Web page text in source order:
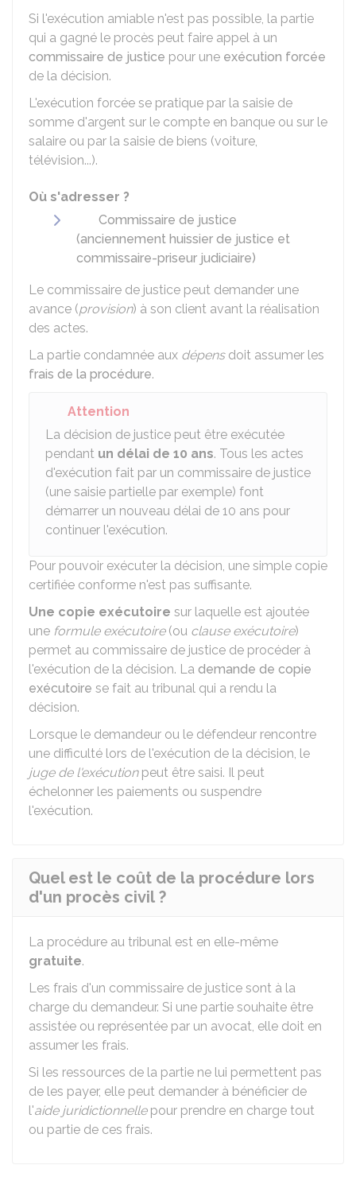
Si l'exécution amiable n'est pas possible, la partie
qui a gagné le procès peut faire appel à un
commissaire de justice pour une exécution forcée
de la décision.
L'exécution forcée se pratique par la saisie de
somme d'argent sur le compte en banque ou sur le
salaire ou par la saisie de biens (voiture,
télévision...).
Où s'adresser ?
Commissaire de justice
(anciennement huissier de justice et
commissaire-priseur judiciaire)
Le commissaire de justice peut demander une
avance (provision) à son client avant la réalisation
des actes.
La partie condamnée aux dépensdoit assumer les
frais de la procédure.
Attention
La décision de justice peut être exécutée
pendant un délai de 10 ans. Tous les actes
d'exécution fait par un commissaire de justice
(une saisie partielle par exemple) font
démarrer un nouveau délai de 10 ans pour
continuer l'exécution.
Pour pouvoir exécuter la décision, une simple copie
certifiée conforme n'est pas suffisante.
Une copie exécutoire sur laquelle est ajoutée
une formule exécutoire(ou clause exécutoire)
permet au commissaire de justice de procéder à
l'exécution de la décision. La demande de copie
exécutoire se fait au tribunal qui a rendu la
décision.
Lorsque le demandeur ou le défendeur rencontre
une difficulté lors de l'exécution de la décision, le
juge de l'exécutionpeut être saisi. Il peut
échelonner les paiements ou suspendre
l'exécution.
Quel est le coût de la procédure lors
d'un procès civil ?
La procédure au tribunal est en elle-même
gratuite.
Les frais d'un commissaire de justice sont à la
charge du demandeur. Si une partie souhaite être
assistée ou représentée par un avocat, elle doit en
assumer les frais.
Si les ressources de la partie ne lui permettent pas
de les payer, elle peut demander à bénéficier de
l'aide juridictionnellepour prendre en charge tout
ou partie de ces frais.